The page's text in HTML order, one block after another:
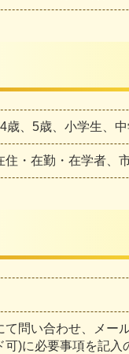
歳、5歳、小学生、
住・在勤・在学者、
て問い合わせ、メー
可)に必要事項を記入